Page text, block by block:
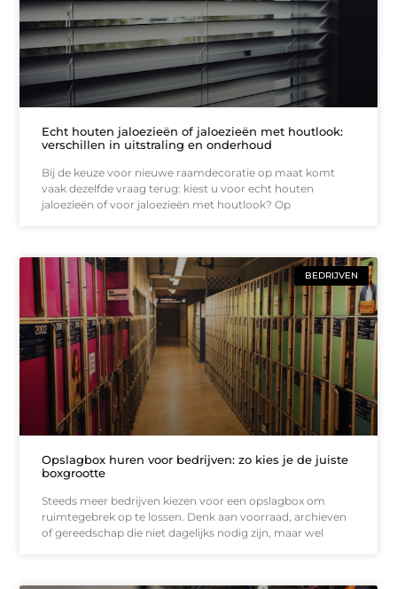
Echt houten jaloezieën of jaloezieën met houtlook:
verschillen in uitstraling en onderhoud
Bij de keuze voor nieuwe raamdecoratie op maat komt
vaak dezelfde vraag terug: kiest u voor echt houten
jaloezieën of voor jaloezieën met houtlook? Op
BEDRIJVEN
Opslagbox huren voor bedrijven: zo kies je de juiste
boxgrootte
Steeds meer bedrijven kiezen voor een opslagbox om
ruimtegebrek op te lossen. Denk aan voorraad, archieven
of gereedschap die niet dagelijks nodig zijn, maar wel